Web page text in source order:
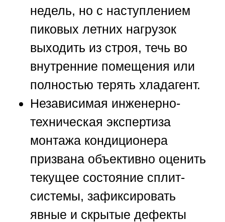
недель, но с наступлением
пиковых летних нагрузок
выходить из строя, течь во
внутренние помещения или
полностью терять хладагент.
Независимая инженерно-
техническая экспертиза
монтажа кондиционера
призвана объективно оценить
текущее состояние сплит-
системы, зафиксировать
явные и скрытые дефекты